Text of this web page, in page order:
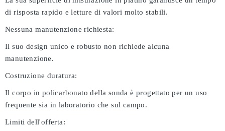
di risposta rapido e letture di valori molto stabili.
Nessuna manutenzione richiesta:
Il suo design unico e robusto non richiede alcuna
manutenzione.
Costruzione duratura:
Il corpo in policarbonato della sonda è progettato per un uso
frequente sia in laboratorio che sul campo.
Limiti dell'offerta: